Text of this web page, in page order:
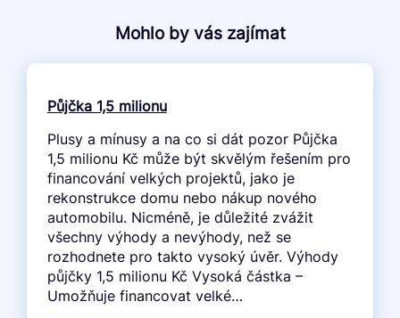
Mohlo by vás zajímat
Půjčka 1,5 milionu
Plusy a mínusy a na co si dát pozor Půjčka
1,5 milionu Kč může být skvělým řešením pro
financování velkých projektů, jako je
rekonstrukce domu nebo nákup nového
automobilu. Nicméně, je důležité zvážit
všechny výhody a nevýhody, než se
rozhodnete pro takto vysoký úvěr. Výhody
půjčky 1,5 milionu Kč Vysoká částka –
Umožňuje financovat velké…